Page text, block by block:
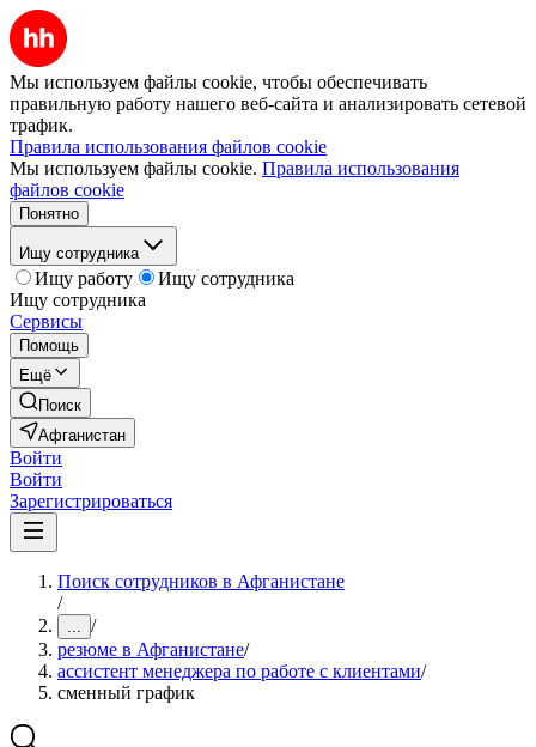
Мы используем файлы cookie, чтобы обеспечивать
правильную работу нашего веб-сайта и анализировать сетевой
трафик.
Правила использования файлов cookie
Мы используем файлы cookie. Правила использования
файлов cookie
Понятно
Ищу сотрудника
Ищу работу
Ищу сотрудника
Ищу сотрудника
Сервисы
Помощь
Ещё
Поиск
Афганистан
Войти
Войти
Зарегистрироваться
Поиск сотрудников в Афганистане
/
... /
резюме в Афганистане/
ассистент менеджера по работе с клиентами/
сменный график